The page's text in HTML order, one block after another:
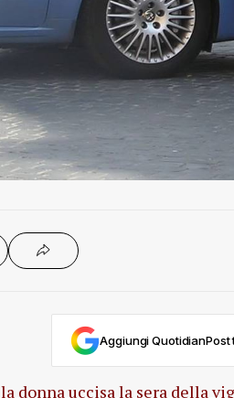
Aggiungi
la donna uccisa la sera della